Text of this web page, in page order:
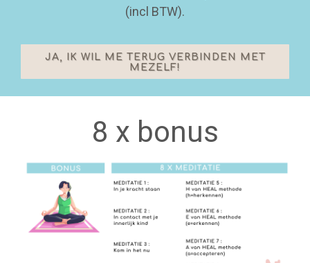
(incl BTW).
JA, IK WIL ME TERUG VERBINDEN MET
MEZELF!
8 x bonus